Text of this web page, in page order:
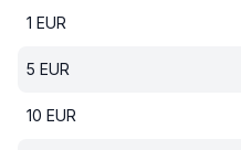
1 EUR
5 EUR
10 EUR